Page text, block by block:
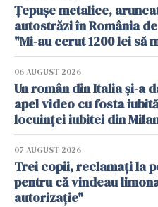
Țepușe metalice,
autostrăzi în România
"Mi-au cerut 1200 lei să
06 AUGUST 2026
Un român din Italia și-a
apel video cu fosta
locuinței iubitei din
07 AUGUST 2026
Trei copii, reclamați la
pentru că vindeau
autorizație"